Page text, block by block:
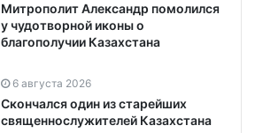
Митрополит Александр помолился
у чудотворной иконы о
благополучии Казахстана
6 августа 2026
Скончался один из старейших
священнослужителей Казахстана